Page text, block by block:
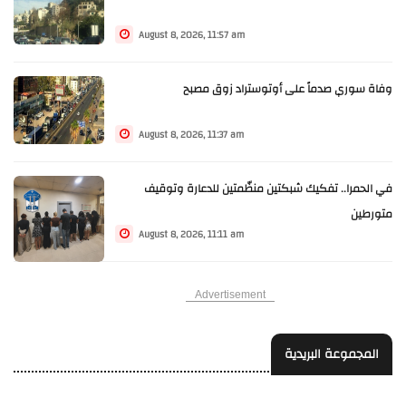
August 8, 2026, 11:57 am
وفاة سوري صدماً على أوتوستراد زوق مصبح
August 8, 2026, 11:37 am
في الحمرا.. تفكيك شبكتين منظّمتين للدعارة وتوقيف
متورطين
August 8, 2026, 11:11 am
Advertisement
المجموعة البريدية